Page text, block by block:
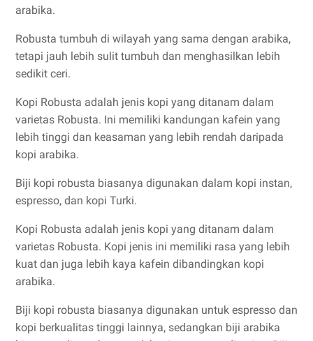
arabika.
Robusta tumbuh di wilayah yang sama dengan arabika,
tetapi jauh lebih sulit tumbuh dan menghasilkan lebih
sedikit ceri.
Kopi Robusta adalah jenis kopi yang ditanam dalam
varietas Robusta. Ini memiliki kandungan kafein yang
lebih tinggi dan keasaman yang lebih rendah daripada
kopi arabika.
Biji kopi robusta biasanya digunakan dalam kopi instan,
espresso, dan kopi Turki.
Kopi Robusta adalah jenis kopi yang ditanam dalam
varietas Robusta. Kopi jenis ini memiliki rasa yang lebih
kuat dan juga lebih kaya kafein dibandingkan kopi
arabika.
Biji kopi robusta biasanya digunakan untuk espresso dan
kopi berkualitas tinggi lainnya, sedangkan biji arabika